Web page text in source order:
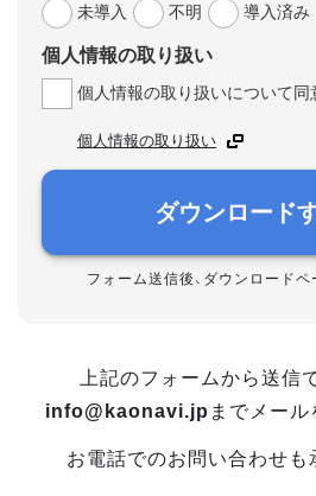
未導入
不明 導入済み
個人情報の取り扱い
個人情報の取り扱いについて同
個人情報の取り扱い
ダウンロード
フォーム送信後、ダウンロードペ
上記のフォームから送信
info@kaonavi.jp までメール
お電話でのお問い合わせも